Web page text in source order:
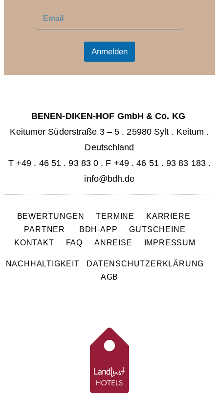
a
Anmelden
BENEN-DIKEN-HOF GmbH & Co. KG
Keitumer Süderstraße 3 – 5 . 25980 Sylt . Keitum .
Deutschland
T +49 . 46 51 . 93 83 0 . F +49 . 46 51 . 93 83 183 .
info@bdh.de
BEWERTUNGEN TERMINE
KARRIERE
PARTNER
BDH-APP
GUTSCHEINE
KONTAKT
FAQ ANREISE IMPRESSUM
NACHHALTIGKEIT
DATENSCHUTZERKLÄRUNG
AGB